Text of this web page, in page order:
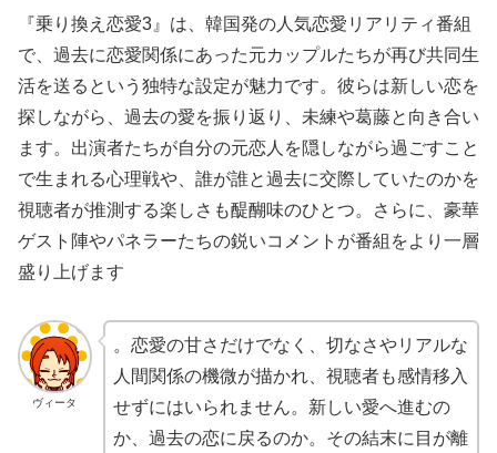
『乗り換え恋愛3』は、韓国発の人気恋愛リアリティ番組
で、過去に恋愛関係にあった元カップルたちが再び共同生
活を送るという独特な設定が魅力です。彼らは新しい恋を
探しながら、過去の愛を振り返り、未練や葛藤と向き合い
ます。出演者たちが自分の元恋人を隠しながら過ごすこと
で生まれる心理戦や、誰が誰と過去に交際していたのかを
視聴者が推測する楽しさも醍醐味のひとつ。さらに、豪華
ゲスト陣やパネラーたちの鋭いコメントが番組をより一層
盛り上げます
ヴィータ
。恋愛の甘さだけでなく、切なさやリアルな
人間関係の機微が描かれ、視聴者も感情移入
せずにはいられません。新しい愛へ進むの
か、過去の恋に戻るのか。その結末に目が離